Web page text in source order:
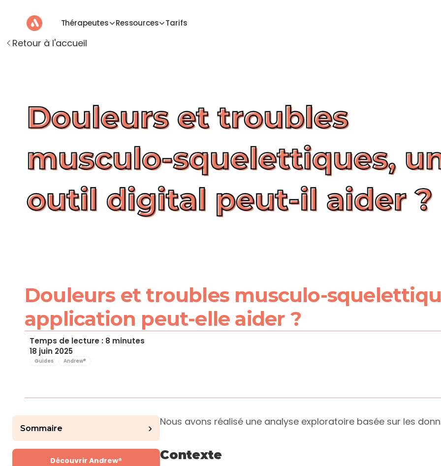
Thérapeutes Ressources Tarifs
Retour à l'accueil
Douleurs et troubles musculo-
application peut-elle aider ?
Temps de lecture : 8 minutes
18 juin 2025
Guides Andrew®
Sommaire ›
Découvrir Andrew®
Nous avons réalisé une analyse exploratoire basée sur les
Contexte